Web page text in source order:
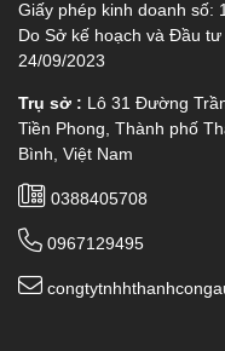
Giấy phép kinh doanh số:
Do Sở kế hoạch và Đầu
24/09/2023
Trụ sở : Lô 31 Đường
Tiền Phong, Thành phố
Bình, Việt Nam
0388405708
0967129495